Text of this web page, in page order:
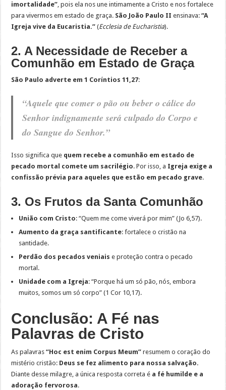
imortalidade”, pois ela nos une intimamente a Cristo e nos fortalece
para vivermos em estado de graça. São João Paulo II ensinava:“A
Igreja vive da Eucaristia.” (Ecclesia de Eucharistia).
2. A Necessidade de Receber a
Comunhão em Estado de Graça
São Paulo adverte em 1 Coríntios 11,27:
“Aquele que comer o pão ou beber o cálice do
Senhor indignamente será culpado do Corpo e
do Sangue do Senhor.”
Isso significa que quem recebe a comunhão em estado de
pecado mortal comete um sacrilégio. Por isso, a Igreja exige a
confissão prévia para aqueles que estão em pecado grave.
3. Os Frutos da Santa Comunhão
União com Cristo: “Quem me come viverá por mim” (Jo 6,57).
Aumento da graça santificante: fortalece o cristão na
santidade.
Perdão dos pecados veniais e proteção contra o pecado
mortal.
Unidade com a Igreja: “Porque há um só pão, nós, embora
muitos, somos um só corpo” (1 Cor 10,17).
Conclusão: A Fé nas
Palavras de Cristo
As palavras“Hoc est enim Corpus Meum” resumem o coração do
mistério cristão: Deus se fez alimento para nossa salvação.
Diante desse milagre, a única resposta correta é a fé humilde e a
adoração fervorosa.